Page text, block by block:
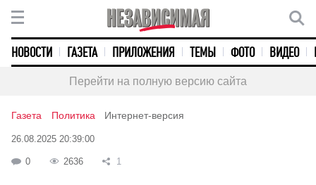
НОВОСТИ ГАЗЕТА ПРИЛОЖЕНИЯ ТЕМЫ ФОТО ВИДЕО
Перейти на полную версию сайта
Газета Политика Интернет-версия
26.08.2025 20:39:00
0 2636 1